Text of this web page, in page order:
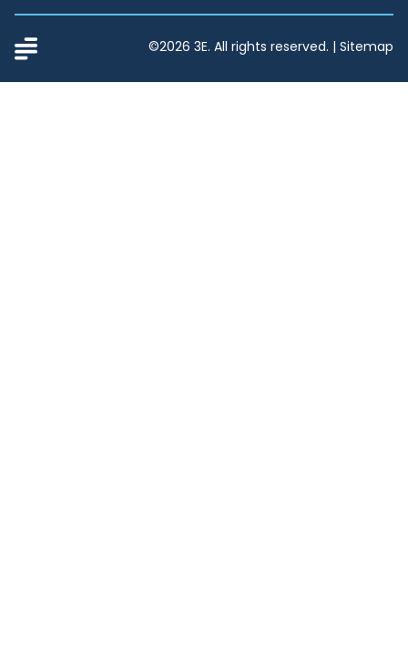
配信停止